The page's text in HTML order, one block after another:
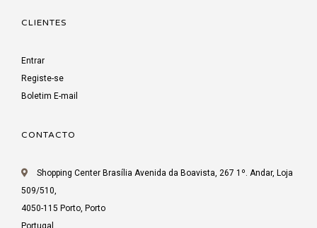
CLIENTES
Entrar
Registe-se
Boletim E-mail
CONTACTO
Shopping Center Brasília Avenida da Boavista, 267 1º. Andar, Loja
509/510,
4050-115 Porto, Porto
Portugal